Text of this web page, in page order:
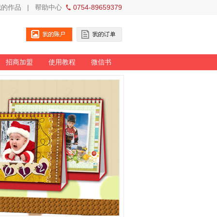
作品 | 帮助中心 0754-89659379
招商加盟 使用教程 微信书